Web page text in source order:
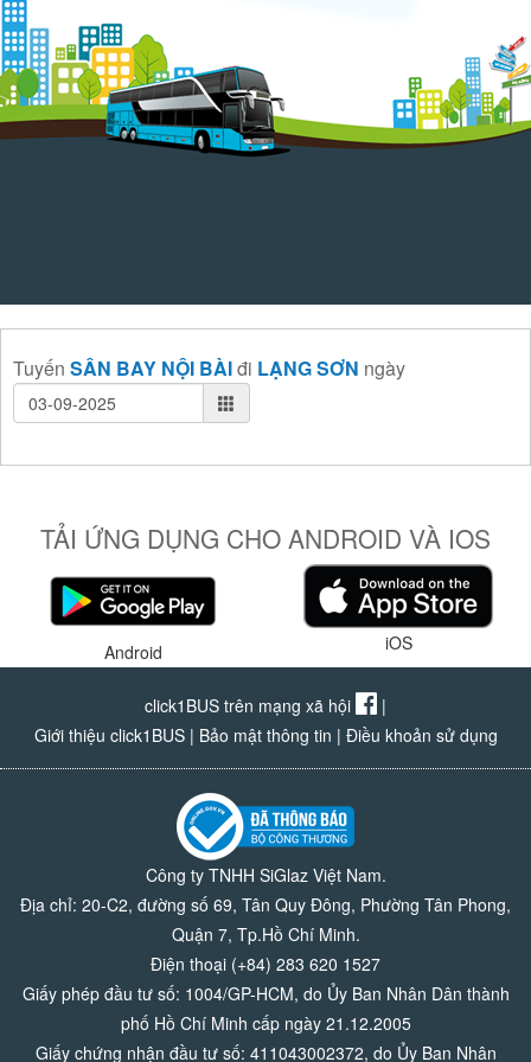
Tuyến SÂN BAY NỘI BÀIđi LẠNG SƠN ngày
TẢI ỨNG DỤNG CHO ANDROID VÀ IOS
Android iOS
click1BUS trên mạng xã hội
|
Giới thiệu click1BUS| Bảo mật thông tin | Điều khoản sử dụng
Công ty TNHH SiGlaz Việt Nam.
Địa chỉ: 20-C2, đường số 69, Tân Quy Đông, Phường Tân Phong,
Quận 7, Tp.Hồ Chí Minh.
Điện thoại (+84) 283 620 1527
Giấy phép đầu tư số: 1004/GP-HCM, do Ủy Ban Nhân Dân thành
phố Hồ Chí Minh cấp ngày 21.12.2005
Giấy chứng nhận đầu tư số: 411043002372, do Ủy Ban Nhân